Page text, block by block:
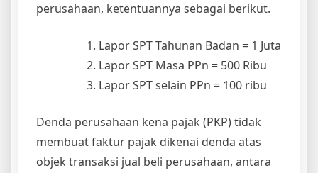
perusahaan, ketentuannya sebagai berikut.
Lapor SPT Tahunan Badan = 1 Juta
Lapor SPT Masa PPn = 500 Ribu
Lapor SPT selain PPn = 100 ribu
Denda perusahaan kena pajak (PKP) tidak
membuat faktur pajak dikenai denda atas
objek transaksi jual beli perusahaan, antara